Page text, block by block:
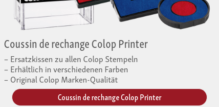
Coussin de rechange Colop Printer
Ersatzkissen zu allen Colop Stempeln
Erhältlich in verschiedenen Farben
Original Colop Marken-Qualität
Coussin de rechange Colop Printer